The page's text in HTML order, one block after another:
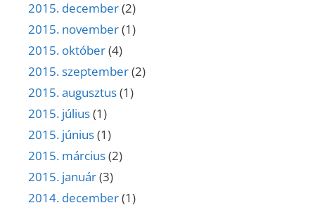
2015. december(2)
2015. november(1)
2015. október(4)
2015. szeptember(2)
2015. augusztus(1)
2015. július(1)
2015. június(1)
2015. március(2)
2015. január(3)
2014. december(1)